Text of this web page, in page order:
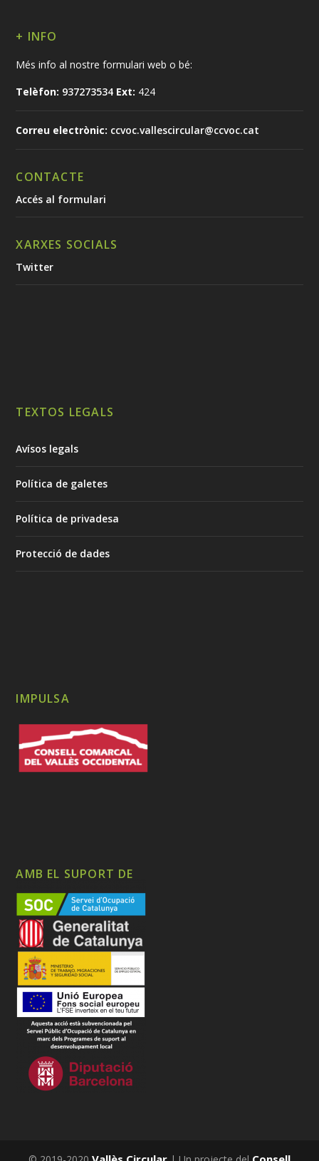
+ INFO
Més info al nostre formulari web o bé:
Telèfon: 937273534 Ext: 424
Correu electrònic: ccvoc.vallescircular@ccvoc.cat
CONTACTE
Accés al formulari
XARXES SOCIALS
Twitter
TEXTOS LEGALS
Avísos legals
Política de galetes
Política de privadesa
Protecció de dades
IMPULSA
AMB EL SUPORT DE